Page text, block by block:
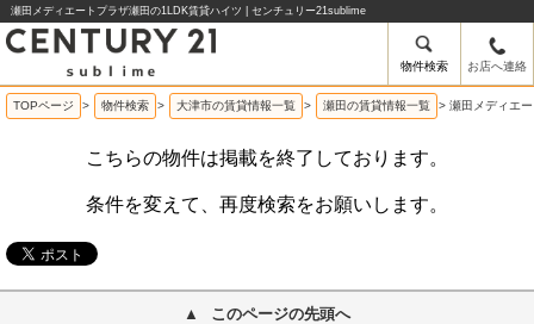
瀬田メディエートプラザ瀬田の1LDK賃貸ハイツ | センチュリー21sublime
物件検索 お店へ連絡
TOPページ > 物件検索 > 大津市の賃貸情報一覧 > 瀬田の賃貸情報一覧 > 瀬田メディエ
こちらの物件は掲載を終了しております。
条件を変えて、再度検索をお願いします。
このページの先頭へ